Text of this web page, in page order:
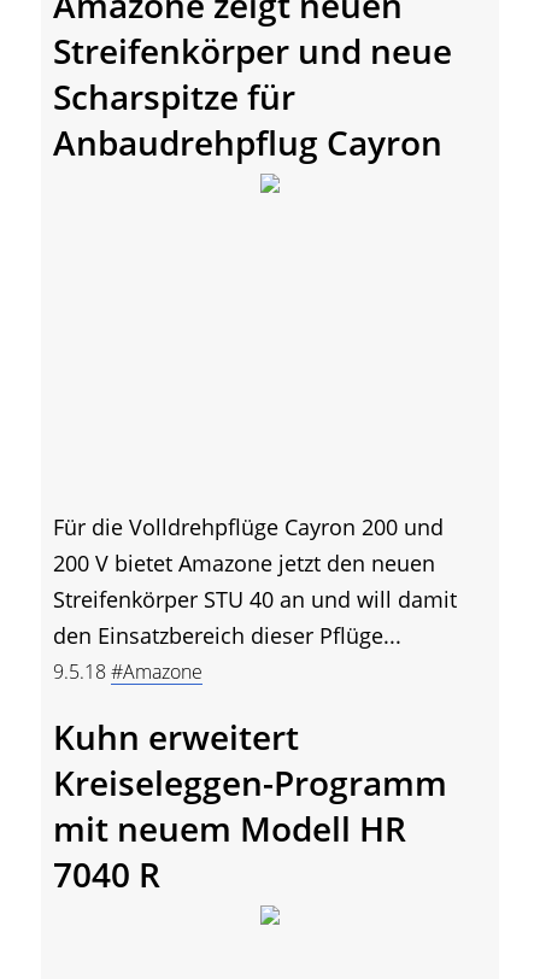
Streifenkörper und neue
Scharspitze für
Anbaudrehpflug Cayron
Für die Volldrehpflüge Cayron 200 und
200 V bietet Amazone jetzt den neuen
Streifenkörper STU 40 an und will damit
den Einsatzbereich dieser Pflüge...
9.5.18#Amazone
Kuhn erweitert
Kreiseleggen-Programm
mit neuem Modell HR
7040 R